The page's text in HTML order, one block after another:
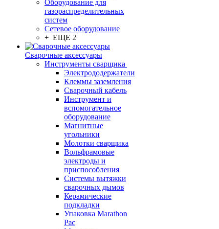
Оборудование для
газораспределительных
систем
Сетевое оборудование
+ ЕЩЕ 2
Сварочные аксессуары
Инструменты сварщика
Электрододержатели
Клеммы заземления
Сварочный кабель
Инструмент и
вспомогательное
оборудование
Магнитные
угольники
Молотки сварщика
Вольфрамовые
электроды и
приспособления
Системы вытяжки
сварочных дымов
Керамические
подкладки
Упаковка Marathon
Pac